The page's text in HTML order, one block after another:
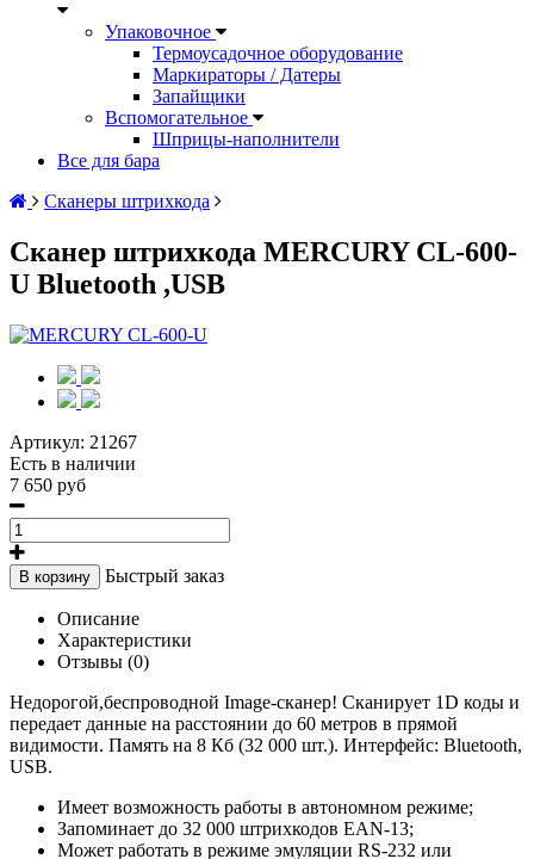
Упаковочное
Термоусадочное оборудование
Маркираторы / Датеры
Запайщики
Вспомогательное
Шприцы-наполнители
Все для бара
Сканеры штрихкода
Сканер штрихкода MERCURY CL-600-
U Bluetooth ,USB
Артикул: 21267
Есть в наличии
7 650 руб
В корзину Быстрый заказ
Описание
Характеристики
Отзывы (0)
Недорогой,беcпроводной Image-сканер! Сканирует 1D коды и
передает данные на расстоянии до 60 метров в прямой
видимости. Память на 8 Кб (32 000 шт.). Интерфейс: Bluetooth,
USB.
Имеет возможность работы в автономном режиме;
Запоминает до 32 000 штрихкодов EAN-13;
Может работать в режиме эмуляции RS-232 или